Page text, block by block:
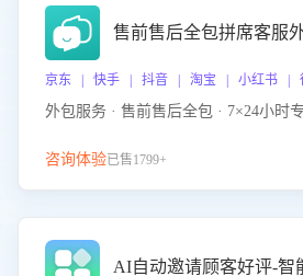
售前售后全包拼席客服
京东 | 快手 | 抖音 | 淘宝 | 小红书 |
外包服务 · 售前售后全包 · 7×24小时
咨询体验已售1799+
AI自动邀请顾客好评-智